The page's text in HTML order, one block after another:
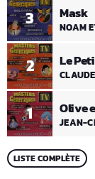
1 Olive
JEAN-
2 Le
3 Mask
NOAM
LISTE COMPLÈTE